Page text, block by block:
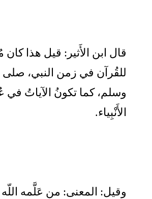
قال ابن الأَثير: قيل هذا
للقُرآن في زمن النبي، صلى
وسلم، كما تكونُ الآياتُ
الأَنْبِياء.
وقيل: المعنى: من عَلَّمه